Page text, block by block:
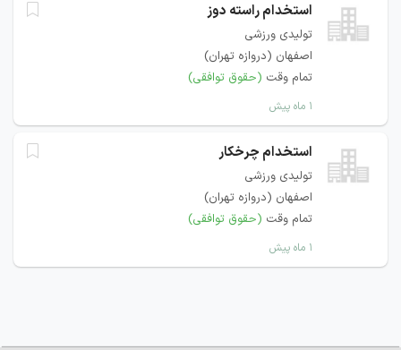
استخدام راسته دوز
تولیدی ورزشی
اصفهان (دروازه تهران)
تمام وقت (حقوق توافقی)
۱ ماه پیش
استخدام چرخکار
تولیدی ورزشی
اصفهان (دروازه تهران)
تمام وقت (حقوق توافقی)
۱ ماه پیش